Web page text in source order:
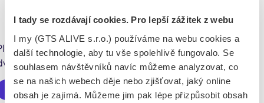
I tady se rozdávají cookies. Pro lepší zážitek z webu
I my (GTS ALIVE s.r.o.) používáme na webu cookies a
další technologie, aby tu vše spolehlivě fungovalo. Se
souhlasem návštěvníků navíc můžeme analyzovat, co
se na našich webech děje nebo zjišťovat, jaký online
obsah je zajímá. Můžeme jim pak lépe přizpůsobit obsah
na představení z repertoáru VČD na Malé scéně ve
Využít online